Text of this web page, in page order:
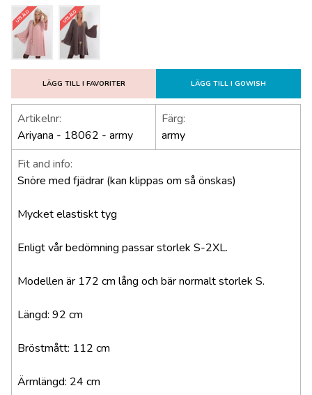
LÄGG TILL I FAVORITER LÄGG TILL I GOWISH
UTSÅLD UTSÅLD
Artikelnr:
Ariyana - 18062 - army
Färg:
army
Fit and info:
Snöre med fjädrar (kan klippas om så önskas)
Mycket elastiskt tyg
Enligt vår bedömning passar storlek S-2XL.
Modellen är 172 cm lång och bär normalt storlek S.
Längd: 92 cm
Bröstmått: 112 cm
Ärmlängd: 24 cm